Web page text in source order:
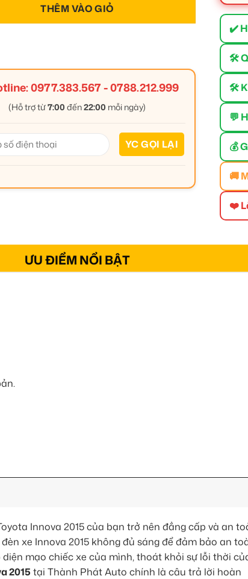
THÊM VÀO GIỎ
0977.383.567-0788.212.999
(Hỗ trợ từ7:00 đến22:00 mỗi ngày)
✔️
🛠
🛠
💬
💰
🚚
❤️
ƯU ĐIỂM NỔI BẬT
Innova 2015 của bạn trở nên đẳng cấp và an
xe Innova 2015 không đủ sáng để đảm bảo an
mạo chiếc xe của mình, thoát khỏi sự lỗi thời
2015 tại Thành Phát Auto chính là câu trả lời hoàn